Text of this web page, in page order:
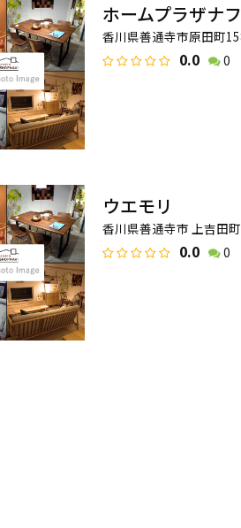
ホームプラザナ
香川県善通寺市原田町
0.0 0
ウエモリ
香川県善通寺市 上吉田
0.0 0